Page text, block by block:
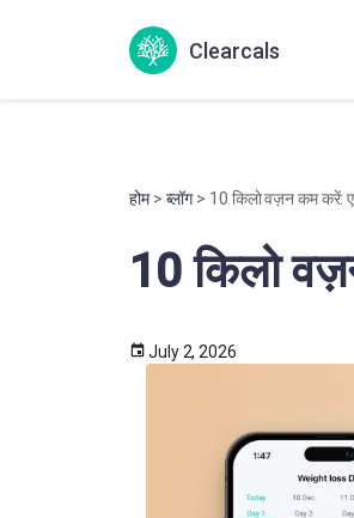
Clearcals
होम> ब्लॉग> 10 किलो वज़न कम करें:
10 किलो
July 2, 2026